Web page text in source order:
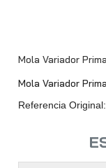
Mola Variador
Mola Variador
Referencia Original: